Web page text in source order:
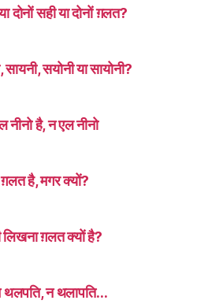
दोनों सही या दोनों ग़लत?
सयोनी या सायोनी?
है, न एल नीनो
है, मगर क्यों?
ग़लत क्यों है?
न थलापति…